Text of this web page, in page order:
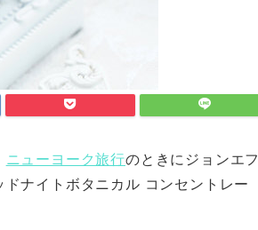
ニューヨーク旅行のときにジョンエフ
ナイトボタニカル コンセントレー